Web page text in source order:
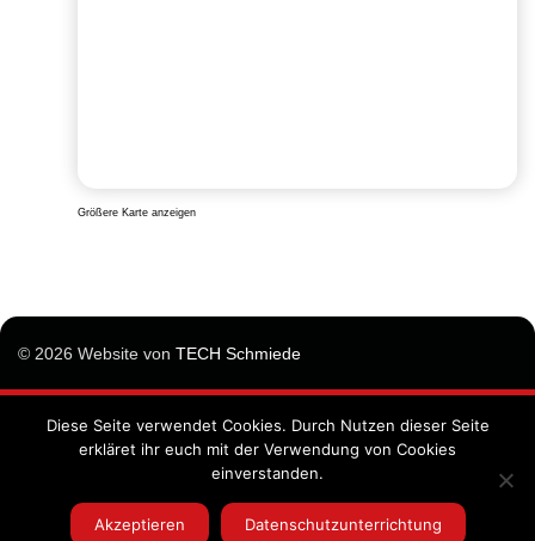
Größere Karte anzeigen
© 2026 Website von TECH Schmiede
Impressum
Datenschutzunterrichtung
Allgemeine Geschäftsbedingungen
Diese Seite verwendet Cookies. Durch Nutzen dieser Seite
erkläret ihr euch mit der Verwendung von Cookies
einverstanden.
Akzeptieren Datenschutzunterrichtung